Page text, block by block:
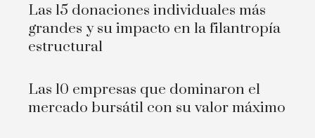
Las 15 donaciones individuales más
grandes y su impacto en la filantropía
estructural
Las 10 empresas que dominaron el
mercado bursátil con su valor máximo